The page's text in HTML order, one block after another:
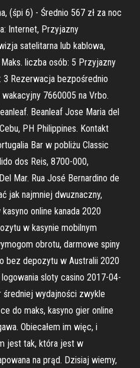
(śpi 6) - Średnio 567 zł za noc
Internet, Przyjazny
satelitarna lub kablowa,
liczba osób: 5 Przyjazny
Rezerwacja bezpośrednio
7660005 na Vrbo.
Beanleaf Jose Maria del
PH Philippines. Kontakt
Bar w pobliżu Classic
dos Reis, 8700-000,
Mar. Rua José Bernardino de
jak najmniej dwuznaczny,
online kanada 2020
w kasynie mobilnym
obrotu, darmowe spiny
bez depozytu w Australii 2020
sloty casino 2017-04-
średniej wydajności zwykle
do maks, kasyno gier online
Obiecałem im więc, i
jest tak, która jest w
na prąd. Dzisiaj wiemy,